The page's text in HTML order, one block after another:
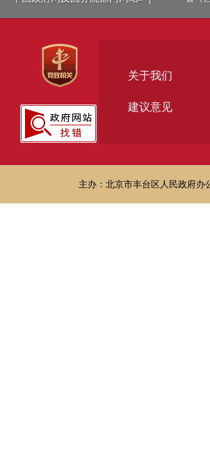
关于我们
建议意见
主办：北京市丰台区人民政府办